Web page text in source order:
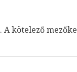
A kötelező